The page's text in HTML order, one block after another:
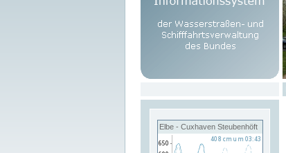
Elbe - Cuxhaven Steubenhöft